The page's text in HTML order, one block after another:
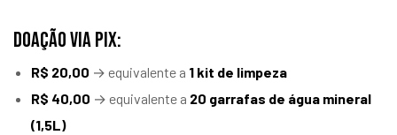
DOAÇÃO VIA PIX:
R$ 20,00 → equivalente a 1 kit de limpeza
R$ 40,00 → equivalente a 20 garrafas de água mineral
(1,5L)